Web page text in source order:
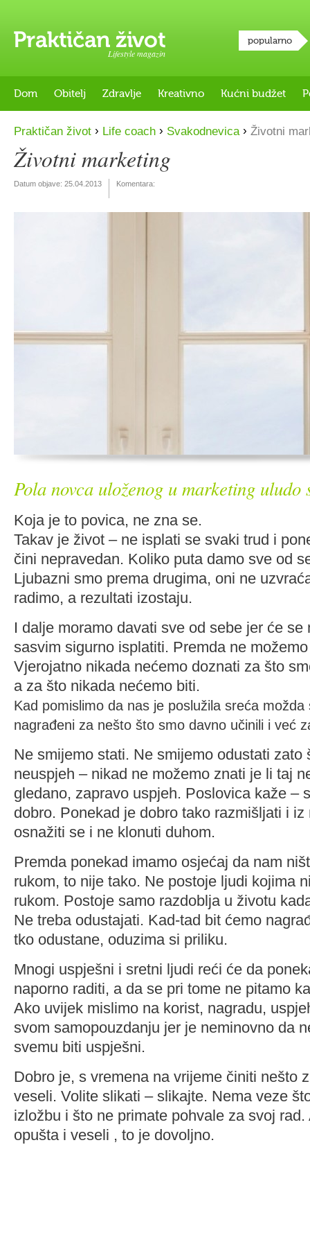
Lifestyle magazin
popularno
Dom Obitelj Zdravlje Kreativno Kućni budžet
Praktičan život › Life coach › Svakodnevica › Životni
Životni marketing
Datum objave: 25.04.2013 Komentara:
Pola novca uloženog u marketing uludo
Koja je to povica, ne zna se.
Takav je život – ne isplati se svaki trud i
čini nepravedan. Koliko puta damo sve od
Ljubazni smo prema drugima, oni ne
radimo, a rezultati izostaju.
I dalje moramo davati sve od sebe jer će se
sasvim sigurno isplatiti. Premda ne
Vjerojatno nikada nećemo doznati za što
a za što nikada nećemo biti.
Kad pomislimo da nas je poslužila sreća možda
nagrađeni za nešto što smo davno učinili i već
Ne smijemo stati. Ne smijemo odustati zato
neuspjeh – nikad ne možemo znati je li taj
gledano, zapravo uspjeh. Poslovica kaže –
dobro. Ponekad je dobro tako razmišljati i
osnažiti se i ne klonuti duhom.
Premda ponekad imamo osjećaj da nam
rukom, to nije tako. Ne postoje ljudi kojima
rukom. Postoje samo razdoblja u životu
Ne treba odustajati. Kad-tad bit ćemo
tko odustane, oduzima si priliku.
Mnogi uspješni i sretni ljudi reći će da
naporno raditi, a da se pri tome ne pitamo
Ako uvijek mislimo na korist, nagradu,
svom samopouzdanju jer je neminovno da
svemu biti uspješni.
Dobro je, s vremena na vrijeme činiti nešto
veseli. Volite slikati – slikajte. Nema veze
izložbu i što ne primate pohvale za svoj
opušta i veseli , to je dovoljno.